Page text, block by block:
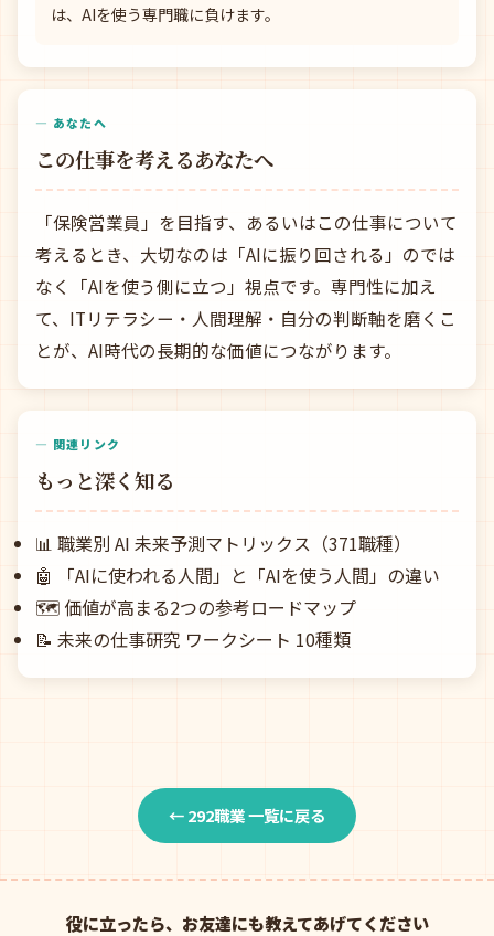
は、AIを使う専門職に負けます。
— あなたへ
この仕事を考えるあなたへ
「保険営業員」を目指す、あるいはこの仕事について
考えるとき、大切なのは「AIに振り回される」のでは
なく「AIを使う側に立つ」視点です。専門性に加え
て、ITリテラシー・人間理解・自分の判断軸を磨くこ
とが、AI時代の長期的な価値につながります。
— 関連リンク
もっと深く知る
📊 職業別 AI 未来予測マトリックス（371職種）
🤖
「AIに使われる人間」と「AIを使う人間」の違い
🗺️ 価値が高まる2つの参考ロードマップ
📝 未来の仕事研究 ワークシート 10種類
← 292職業 一覧に戻る
役に立ったら、お友達にも教えてあげてください